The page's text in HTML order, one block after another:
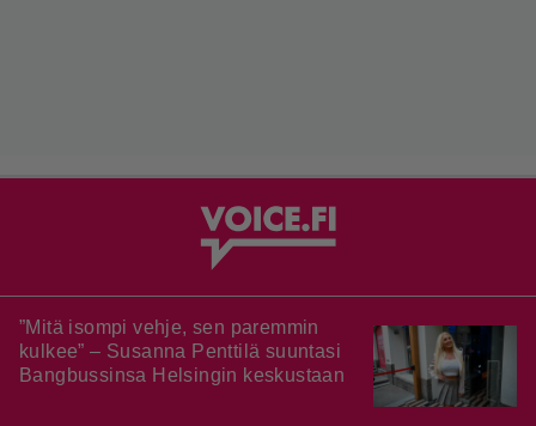
”Mitä isompi vehje, sen paremmin
kulkee” – Susanna Penttilä suuntasi
Bangbussinsa Helsingin keskustaan